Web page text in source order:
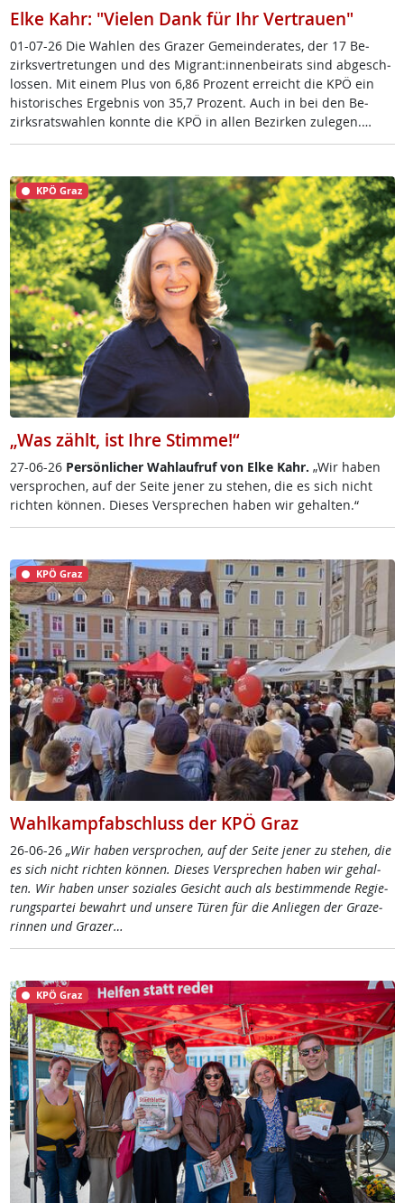
Elke Kahr: "Vielen Dank für Ihr Vertrauen"
01-07-26 Die Wah­len des Gra­zer Ge­mein­de­ra­tes, der 17 Be­
zirks­ver­t­re­tun­gen und des Mi­grant:in­nen­bei­rats sind ab­ge­sch­
los­sen. Mit ei­nem Plus von 6,86 Pro­zent er­reicht die KPÖ ein
his­to­ri­sches Er­geb­nis von 35,7 Pro­zent. Auch in bei den Be­
zirks­rats­wah­len konn­te die KPÖ in al­len Be­zir­ken zu­le­gen.…
KPÖ Graz
„Was zählt, ist Ihre Stimme!“
27-06-26 Per­sön­li­cher Wahl­auf­ruf von El­ke Kahr. „Wir ha­ben
ver­spro­chen, auf der Sei­te je­ner zu ste­hen, die es sich nicht
rich­ten kön­nen. Die­ses Ver­sp­re­chen ha­ben wir ge­hal­ten.“
KPÖ Graz
Wahlkampfabschluss der KPÖ Graz
26-06-26 „Wir ha­ben ver­spro­chen, auf der Sei­te je­ner zu ste­hen, die
es sich nicht rich­ten kön­nen. Die­ses Ver­sp­re­chen ha­ben wir ge­hal­
ten. Wir ha­ben un­ser so­zia­les Ge­sicht auch als be­stim­men­de Re­gie­
rung­s­par­tei be­wahrt und un­se­re Tü­ren für die An­lie­gen der Gra­ze­
rin­nen und Gra­zer…
KPÖ Graz